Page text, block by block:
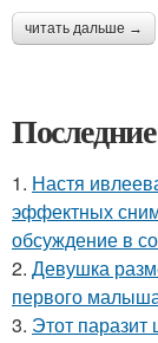
читать дальше →
1. Настя
эффектных
обсуждение в
2. Девушка
первого
3. Этот паразит